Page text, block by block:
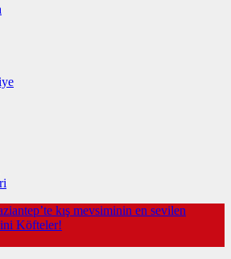
kış mevsiminin en sevilen
Köfteler!